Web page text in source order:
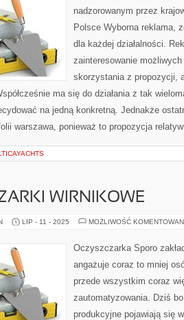
nadzorowanym przez
Polsce Wyborna reklama,
dla każdej działalności.
zainteresowanie
skorzystania z propozycji,
ma się do działania z tak
na jedną konkretną. Jednakże
warszawa, ponieważ to propozycja
WIRNIKOWE
LIP - 11 - 2025 MOŻLIWOŚĆ
Oczyszczarka Sporo
angażuje coraz to mniej
przede wszystkim coraz
zautomatyzowania. Dziś
produkcyjne pojawiają się